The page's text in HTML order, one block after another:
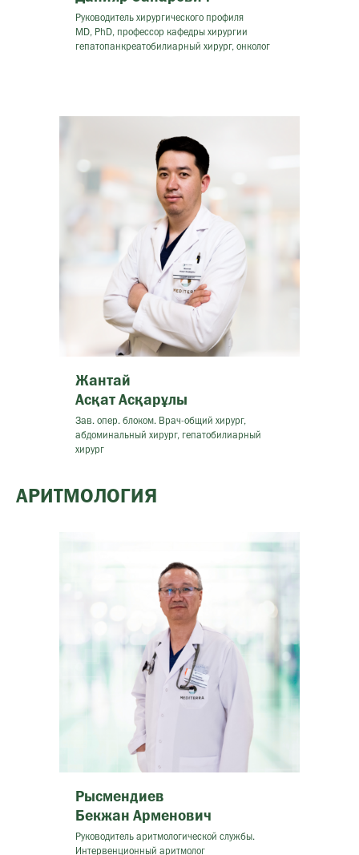
Руководитель хирургического профиля
MD, PhD, профессор кафедры хирургии
гепатопанкреатобилиарный хирург, онколог
Жантай
Асқат Асқарұлы
Зав. опер. блоком. Врач-общий хирург,
абдоминальный хирург, гепатобилиарный
хирург
АРИТМОЛОГИЯ
Рысмендиев
Бекжан Арменович
Руководитель аритмологической службы.
Интервенционный аритмолог